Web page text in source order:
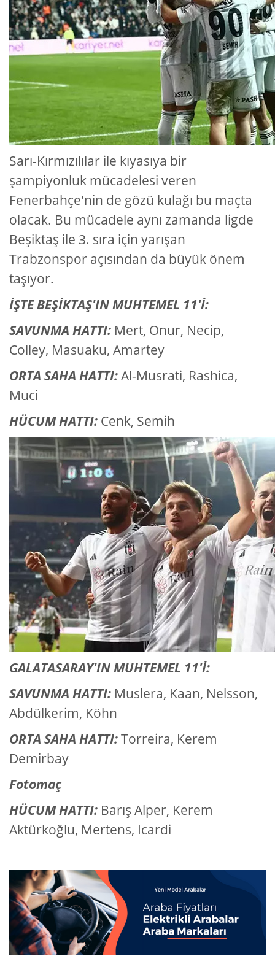
Sarı-Kırmızılılar ile kıyasıya bir
şampiyonluk mücadelesi veren
Fenerbahçe'nin de gözü kulağı bu maçta
olacak. Bu mücadele aynı zamanda ligde
Beşiktaş ile 3. sıra için yarışan
Trabzonspor açısından da büyük önem
taşıyor.
İŞTE BEŞİKTAŞ'IN MUHTEMEL 11'İ:
SAVUNMA HATTI: Mert, Onur, Necip,
Colley, Masuaku, Amartey
ORTA SAHA HATTI:Al-Musrati, Rashica,
Muci
HÜCUM HATTI: Cenk, Semih
GALATASARAY'IN MUHTEMEL 11'İ:
SAVUNMA HATTI: Muslera, Kaan, Nelsson,
Abdülkerim, Köhn
ORTA SAHA HATTI:Torreira, Kerem
Demirbay
Fotomaç
HÜCUM HATTI: Barış Alper, Kerem
Aktürkoğlu, Mertens, Icardi